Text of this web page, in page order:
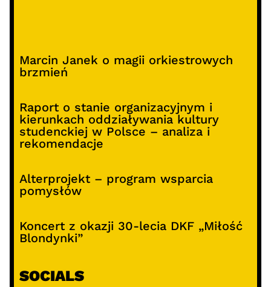
Marcin Janek o magii orkiestrowych
brzmień
Raport o stanie organizacyjnym i
kierunkach oddziaływania kultury
studenckiej w Polsce – analiza i
rekomendacje
Alterprojekt – program wsparcia
pomysłów
Koncert z okazji 30-lecia DKF „Miłość
Blondynki”
SOCIALS